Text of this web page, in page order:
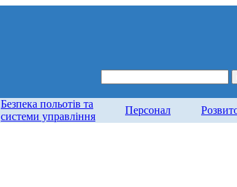
Безпека польотів та
системи управління
Персонал